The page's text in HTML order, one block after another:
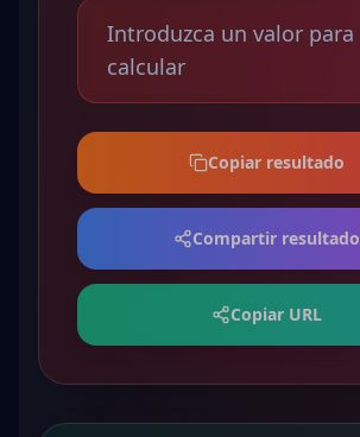
Introduzca un valor para
calcular
Copiar resultado
Compartir resultado
Copiar URL